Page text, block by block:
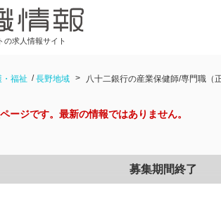
の求人情報サイト
・福祉 長野地域 八十二銀行の産業保健師/専門職（
ージです。最新の情報ではありません。
募集期間終了